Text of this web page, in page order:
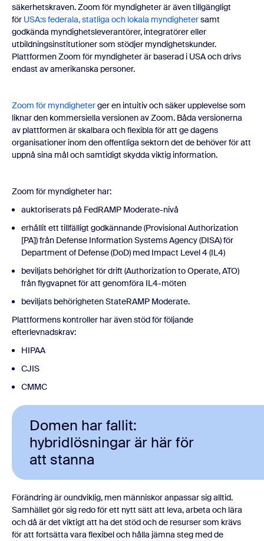
säkerhetskraven. Zoom för myndigheter är även tillgängligt
för USA:s federala, statliga och lokala myndighetersamt
godkända myndighetsleverantörer, integratörer eller
utbildningsinstitutioner som stödjer myndighetskunder.
Plattformen Zoom för myndigheter är baserad i USA och drivs
endast av amerikanska personer.
Zoom för myndigheterger en intuitiv och säker upplevelse som
liknar den kommersiella versionen av Zoom. Båda versionerna
av plattformen är skalbara och flexibla för att ge dagens
organisationer inom den offentliga sektorn det de behöver för att
uppnå sina mål och samtidigt skydda viktig information.
Zoom för myndigheter har:
auktoriserats på FedRAMP Moderate-nivå
erhållit ett tillfälligt godkännande (Provisional Authorization
[PA]) från Defense Information Systems Agency (DISA) för
Department of Defense (DoD) med Impact Level 4 (IL4)
beviljats behörighet för drift (Authorization to Operate, ATO)
från flygvapnet för att genomföra IL4-möten
beviljats behörigheten StateRAMP Moderate.
Plattformens kontroller har även stöd för följande
efterlevnadskrav:
HIPAA
CJIS
CMMC
Domen har fallit:
hybridlösningar är här för
att stanna
Förändring är oundviklig, men människor anpassar sig alltid.
Samhället gör sig redo för ett nytt sätt att leva, arbeta och lära
och då är det viktigt att ha det stöd och de resurser som krävs
för att fortsätta vara flexibel och hålla jämna steg med de